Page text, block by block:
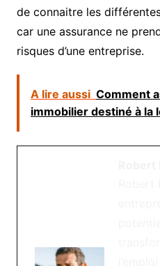
de connaitre les
car une assurance ne
risques d’une entreprise.
A lire aussi Comment
immobilier destiné à la